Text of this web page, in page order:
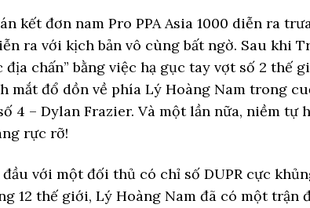
kết đơn nam Pro PPA Asia 1000 diễn ra
ra với kịch bản vô cùng bất ngờ. Sau khi
địa chấn” bằng việc hạ gục tay vợt số 2 thế
mắt đổ dồn về phía Lý Hoàng Nam trong
4 – Dylan Frazier. Và một lần nữa, niềm tự
rực rỡ!
với một đối thủ có chỉ số DUPR cực
12 thế giới, Lý Hoàng Nam đã có một trận